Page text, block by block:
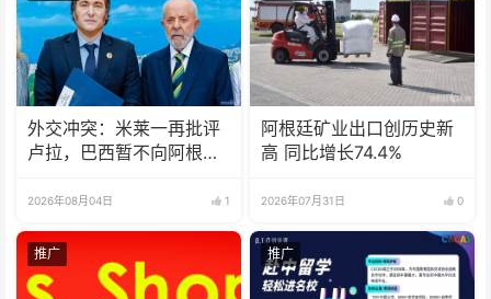
外交冲突：米莱一再批评
卢拉，巴西暂不向阿根廷
2026年08月04日 1
阿根廷矿业出口创历史新
高 同比增长74.4%
2026年07月31日 0
推广 推广